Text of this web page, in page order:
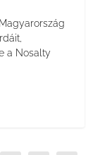
a Nosalty